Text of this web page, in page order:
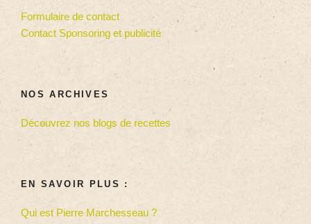
Formulaire de contact
Contact Sponsoring et publicité
NOS ARCHIVES
Découvrez nos blogs de recettes
EN SAVOIR PLUS :
Qui est Pierre Marchesseau ?